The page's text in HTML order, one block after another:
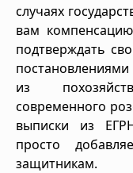
случаях
вам
подтверждать
из
современного
выписки из
просто
защитникам.